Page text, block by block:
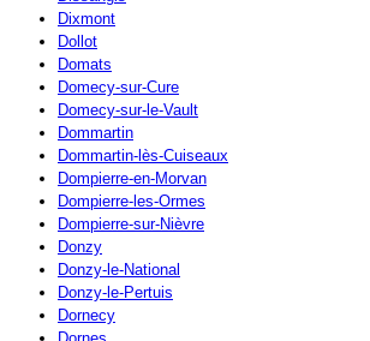
Dixmont
Dollot
Domats
Domecy-sur-Cure
Domecy-sur-le-Vault
Dommartin
Dommartin-lès-Cuiseaux
Dompierre-en-Morvan
Dompierre-les-Ormes
Dompierre-sur-Nièvre
Donzy
Donzy-le-National
Donzy-le-Pertuis
Dornecy